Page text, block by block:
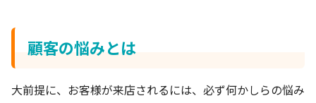
顧客の悩みとは
大前提に、お客様が来店されるには、必ず何かしらの悩み